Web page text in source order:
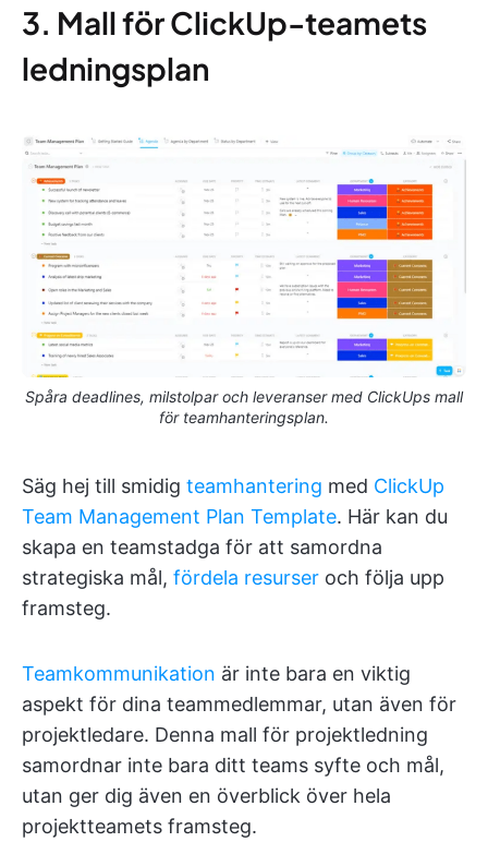
3. Mall för ClickUp-teamets
ledningsplan
Spåra deadlines, milstolpar och leveranser med ClickUps mall
för teamhanteringsplan.
Säg hej till smidig teamhantering med ClickUp
Team Management Plan Template. Här kan du
skapa en teamstadga för att samordna
strategiska mål, fördela resurser och följa upp
framsteg.
Teamkommunikation är inte bara en viktig
aspekt för dina teammedlemmar, utan även för
projektledare. Denna mall för projektledning
samordnar inte bara ditt teams syfte och mål,
utan ger dig även en överblick över hela
projektteamets framsteg.